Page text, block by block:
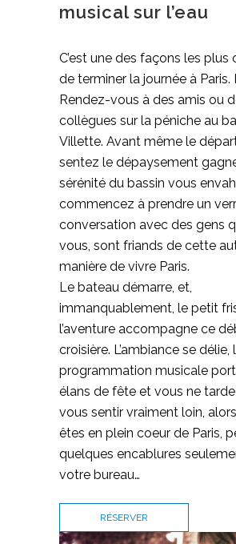
musical sur l’eau
C’est une des façons les plus
de terminer la journée à Paris.
Rendez-vous à des amis ou
collègues sur la péniche au
Villette. Avant même le
sentez le dépaysement
sérénité du bassin vous
commencez à prendre un
conversation avec des gens
vous, sont friands de cette
manière de vivre Paris.
Le bateau démarre, et,
immanquablement, le petit
l’aventure accompagne ce
croisière. L’ambiance se délie,
programmation musicale
élans de fête et vous ne
vous sentir vraiment loin,
êtes en plein coeur de Paris,
quelques encablures
votre bureau…
RÉSERVER